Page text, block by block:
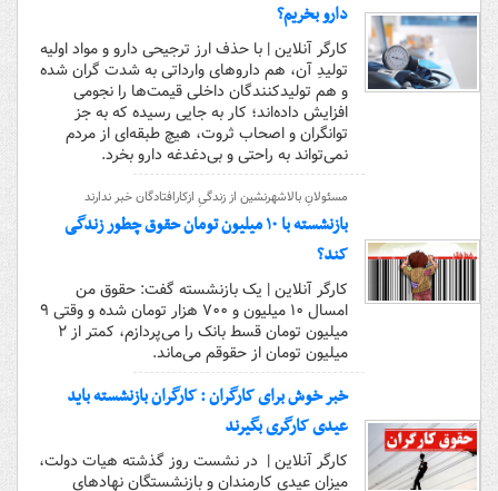
دارو بخریم؟
کارگر آنلاین | با حذف ارز ترجیحی دارو و مواد اولیه
تولیدِ آن، هم داروهای وارداتی به شدت گران شده
و هم تولیدکنندگان داخلی قیمت‌ها را نجومی
افزایش داده‌اند؛ کار به جایی رسیده که به جز
توانگران و اصحاب ثروت، هیچ طبقه‌ای از مردم
نمی‌تواند به راحتی و بی‌دغدغه دارو بخرد.
مسئولانِ بالاشهرنشین از زندگیِ ازکارافتادگان خبر ندارند
بازنشسته با ۱۰ میلیون تومان حقوق چطور زندگی
کند؟
کارگر آنلاین | یک بازنشسته گفت: حقوق من
امسال ۱۰ میلیون و ۷۰۰ هزار تومان شده و وقتی ۹
میلیون تومان قسط بانک را می‌پردازم، کمتر از ۲
میلیون تومان از حقوقم می‌ماند.
خبر خوش برای کارگران : کارگران بازنشسته باید
عیدی کارگری بگیرند
کارگر آنلاین | در نشست روز گذشته هیات دولت،
میزان عیدی کارمندان و بازنشستگان نهادهای